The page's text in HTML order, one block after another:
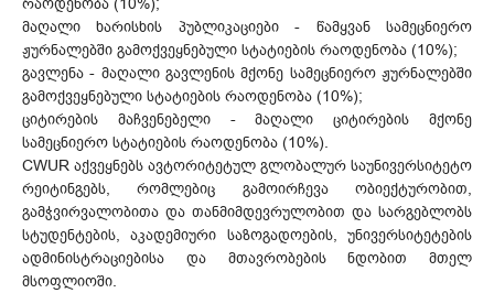
მაღალი ხარისხის პუბლიკაციები - წამყვან სამეცნიერო
ჟურნალებში გამოქვეყნებული სტატიების რაოდენობა (10%);
გავლენა - მაღალი გავლენის მქონე სამეცნიერო ჟურნალებში
გამოქვეყნებული სტატიების რაოდენობა (10%);
ციტირების მაჩვენებელი - მაღალი ციტირების მქონე
სამეცნიერო სტატიების რაოდენობა (10%).
CWUR აქვეყნებს ავტორიტეტულ გლობალურ საუნივერსიტეტო
რეიტინგებს, რომლებიც გამოირჩევა ობიექტურობით,
გამჭვირვალობითა და თანმიმდევრულობით და სარგებლობს
სტუდენტების, აკადემიური საზოგადოების, უნივერსიტეტების
ადმინისტრაციებისა და მთავრობების ნდობით მთელ
მსოფლიოში.